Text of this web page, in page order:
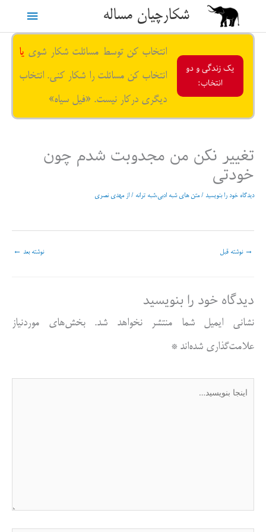
محتوا
شکارچیان مساله
فهرست
یک زندگی و دو
انتخاب:
انتخاب کن توسط مسائلت شکار شوی یا
انتخاب کن مسائلت را شکار کنی. انتخاب
دیگری درکار نیست. «فیل سیاه»
تغییر نکن من مجدوبت شدم چون
خودتی
دیدگاه‌ خود را بنویسید /متن های شبه ادبی،شبه ترانه / از مهدی نصری
→ نوشته قبل نوشته بعد ←
دیدگاه‌ خود را بنویسید
نشانی ایمیل شما منتشر نخواهد شد.
بخش‌های موردنیاز
علامت‌گذاری شده‌اند*